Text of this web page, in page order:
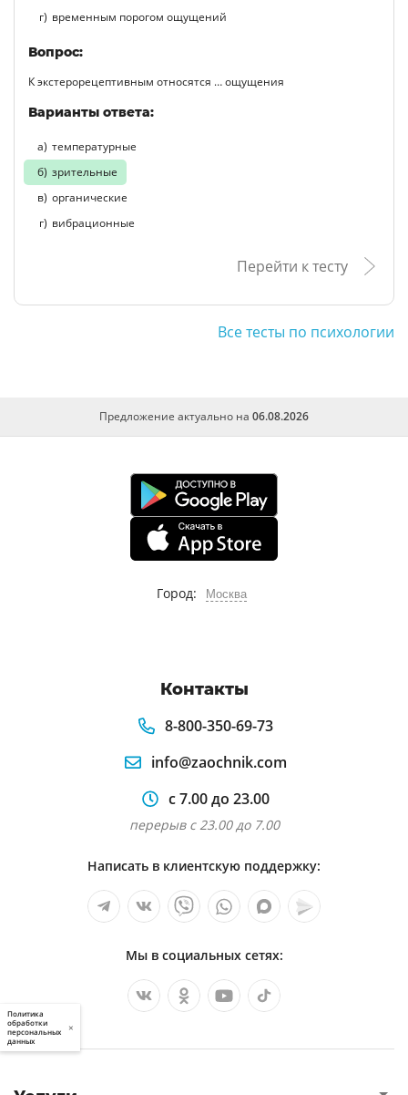
временным порогом ощущений
Вопрос:
К экстерорецептивным относятся … ощущения
Варианты ответа:
температурные
зрительные
органические
вибрационные
Перейти к тесту
Все тесты по психологии
Предложение актуально на 06.08.2026
Город: Москва
Контакты
8-800-350-69-73
info@zaochnik.com
с 7.00 до 23.00
перерыв с 23.00 до 7.00
Написать в клиентскую поддержку:
Мы в социальных сетях:
Политика
обработки
персональных
данных
×